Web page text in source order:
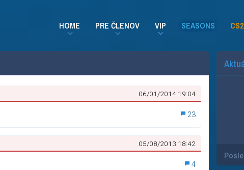
HOME PRE ČLENOV VIP SEASONS
06/01/2014 19:04
23
05/08/2013 18:42
4